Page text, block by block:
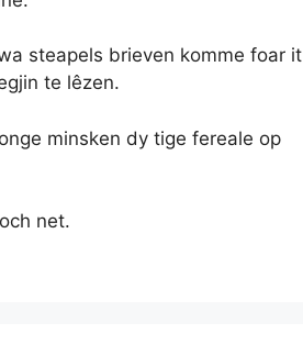
steapels brieven komme foar it
te lêzen.
minsken dy tige fereale op
net.